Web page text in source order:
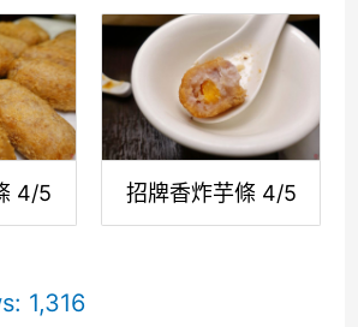
4/5 招牌香炸芋條 4/5
1,316